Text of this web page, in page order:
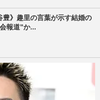
豊》趣里の言葉が示す結婚の
報道”か...